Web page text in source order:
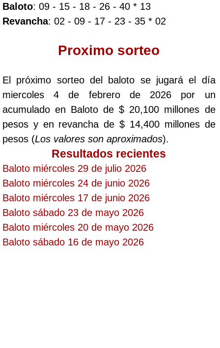
Dorado Mañana
Fantástica Día
Fantástica Noche
Motilon Tarde
Motilon Noche
Paisita Día
Paisita Noche
Baloto: 09 - 15 - 18 - 26 - 40 * 13
Revancha: 02 - 09 - 17 - 23 - 35 * 02
Proximo sorteo
El próximo sorteo del baloto se jugará el día
miercoles 4 de febrero de 2026 por un
acumulado en Baloto de $ 20,100 millones de
pesos y en revancha de $ 14,400 millones de
pesos (Los valores son aproximados).
Resultados recientes
Baloto miércoles 29 de julio 2026
Baloto miércoles 24 de junio 2026
Baloto miércoles 17 de junio 2026
Baloto sábado 23 de mayo 2026
Baloto miércoles 20 de mayo 2026
Baloto sábado 16 de mayo 2026